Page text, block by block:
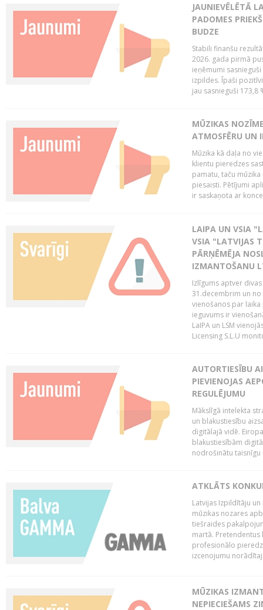
JAUNIEVĒLĒTĀ
PADOMES
BUDZE
Stabili finanšu
2026. gada pirmā
ieņēmumi
izpildes. Īpaši
jau sasnieguši 173,8
MŪZIKAS
ATMOSFĒRU UN
Mūzika kā daļa no
klientu pieredzes
pamatu, taču
piesaisti. Pētījumi
ir saskaņota ar
LAIPA UN VSIA
VSIA "LATVIJAS
PĀRŅĒMĒJA
IZMANTOŠANU
Izlīgums aptver
31.decembrim un no
vienošanos par
ieguvums ir
LaIPA un LSM
Licensing S.L.U
AUTORTIESĪBU
PIEVIENOJAS
REGULĒJUMU
Mākslīgā intelekta
un blakustiesību
digitālajā vidē.
blakustiesībām
nodrošinātu taisnīgu
ATKLĀTS
Latvijas Izpildītāju
mūzikas nozares
tiešraides
martā. Pretendentus
profesionālo
izcenojumu
MŪZIKAS
NEPIECIEŠAMS